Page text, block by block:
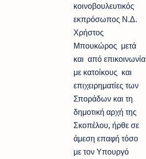
κοινοβουλευτικός
εκπρόσωπος Ν.Δ.
Χρήστος
Μπουκώρος μετά
και από επικοινωνία
με κατοίκους και
επιχειρηματίες των
Σποράδων και τη
δημοτική αρχή της
Σκοπέλου, ήρθε σε
άμεση επαφή τόσο
με τον Υπουργό